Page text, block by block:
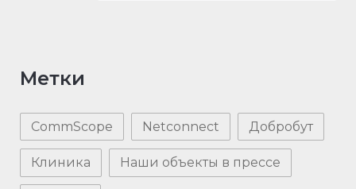
Метки
CommScope Netconnect Добробут
Клиника Наши объекты в прессе